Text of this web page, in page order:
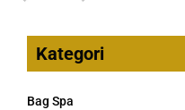
Kategori
Bag Spa